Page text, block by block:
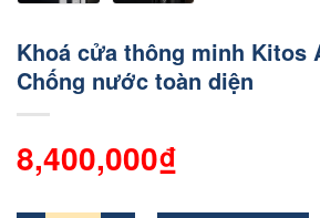
Khoá cửa thông minh Kitos
Chống nước toàn diện
8,400,000₫